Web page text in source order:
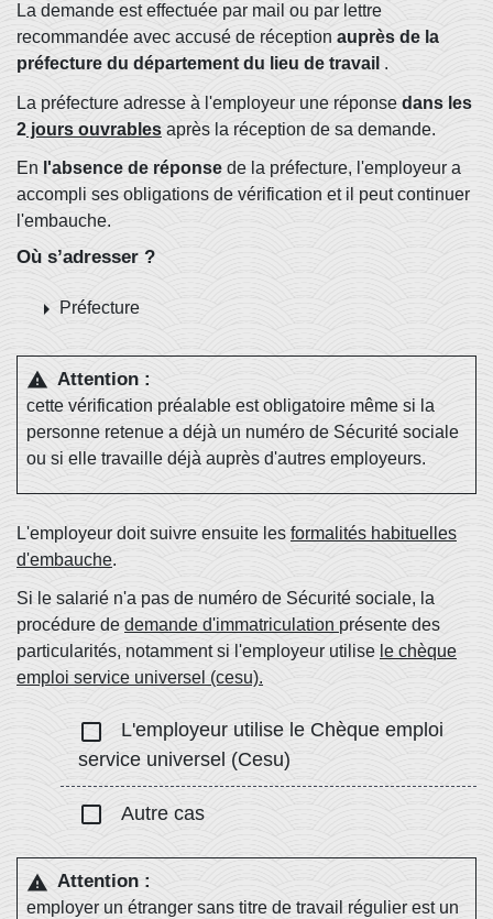
La demande est effectuée par mail ou par lettre
recommandée avec accusé de réception auprès de la
préfecture du département du lieu de travail .
La préfecture adresse à l'employeur une réponse dans les
2 jours ouvrables après la réception de sa demande.
En l'absence de réponse de la préfecture, l'employeur a
accompli ses obligations de vérification et il peut continuer
l'embauche.
Où s’adresser ?
arrow_right Préfecture
warning Attention :
cette vérification préalable est obligatoire même si la
personne retenue a déjà un numéro de Sécurité sociale
ou si elle travaille déjà auprès d'autres employeurs.
L'employeur doit suivre ensuite les formalités habituelles
d'embauche.
Si le salarié n'a pas de numéro de Sécurité sociale, la
procédure de demande d'immatriculation présente des
particularités, notamment si l'employeur utilise le chèque
emploi service universel (cesu).
check_box_outline_blank
L'employeur utilise le Chèque emploi
service universel (Cesu)
check_box_outline_blank Autre cas
warning Attention :
employer un étranger sans titre de travail régulier est un